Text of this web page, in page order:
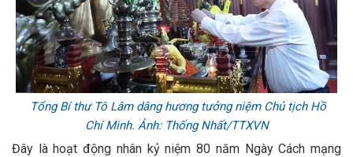
Tổng Bí thư Tô Lâm dâng hương tưởng niệm Chủ tịch Hồ
Chí Minh. Ảnh: Thống Nhất/TTXVN
Đây là hoạt động nhân kỷ niệm 80 năm Ngày Cách mạng